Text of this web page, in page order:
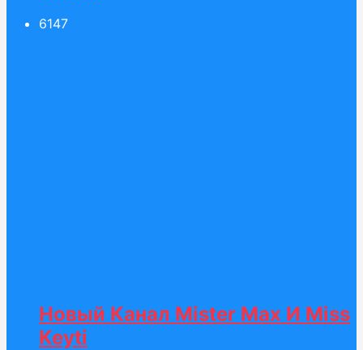
6147
Новый Канал Mister Max И Miss
Keyti